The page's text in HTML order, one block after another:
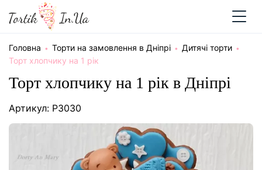
Головна Торти на замовлення в Дніпрі
Дитячі торти
Торт хлопчику на 1 рік
Торт хлопчику на 1 рік в Дніпрі
Артикул: P3030